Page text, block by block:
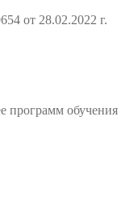
от 28.02.2022 г.
программ обучения